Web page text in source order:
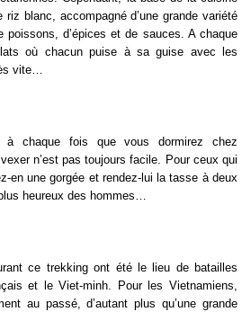
blanc, accompagné d’une grande variété
poissons, d’épices et de sauces. A chaque
où chacun puise à sa guise avec les
vite…
à chaque fois que vous dormirez chez
n’est pas toujours facile. Pour ceux qui
en une gorgée et rendez-lui la tasse à deux
heureux des hommes…
ce trekking ont été le lieu de batailles
et le Viet-minh. Pour les Vietnamiens,
au passé, d’autant plus qu’une grande